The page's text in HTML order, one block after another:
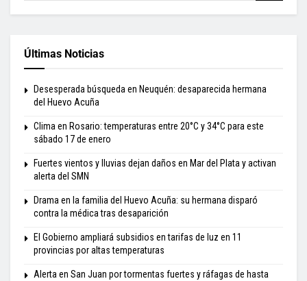
Últimas Noticias
Desesperada búsqueda en Neuquén: desaparecida hermana
del Huevo Acuña
Clima en Rosario: temperaturas entre 20°C y 34°C para este
sábado 17 de enero
Fuertes vientos y lluvias dejan daños en Mar del Plata y activan
alerta del SMN
Drama en la familia del Huevo Acuña: su hermana disparó
contra la médica tras desaparición
El Gobierno ampliará subsidios en tarifas de luz en 11
provincias por altas temperaturas
Alerta en San Juan por tormentas fuertes y ráfagas de hasta